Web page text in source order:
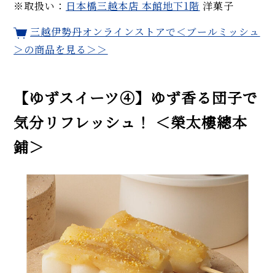
※取扱い： 日本橋三越本店 本館地下1階 洋菓子
三越伊勢丹オンラインストアで＜ブールミッシュ
＞ の商品を見る＞＞
【ゆずスイーツ④】ゆず香る団子で
気分リフレッシュ！ ＜榮太樓總本
鋪＞